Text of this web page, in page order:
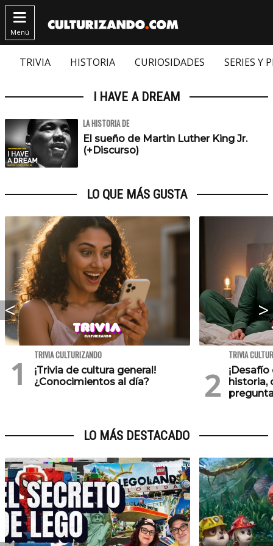

Menú
TRIVIA HISTORIA CURIOSIDADES SERIES Y
I HAVE A DREAM
LA HISTORIA DE
El sueño de Martin Luther King Jr.
(+Discurso)
LO QUE MÁS GUSTA
TRIVIA CULTURIZANDO
¡Trivia de cultura general!
¿Conocimientos al día?
TRIVIA
historia,
LO MÁS DESTACADO